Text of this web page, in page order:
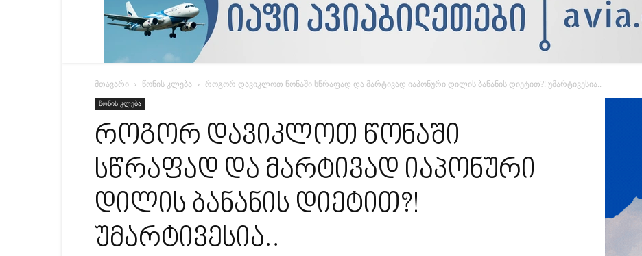
მთავარი წონის კლება როგორ დავიკლოთ წონაში სწრაფად და მარტივად იაპონური დილის ბანანის დიეტით?! უმარტივესია..
წონის კლება
როგორ დავიკლოთ წონაში
სწრაფად და მარტივად იაპონური
დილის ბანანის დიეტით?!
უმარტივესია..